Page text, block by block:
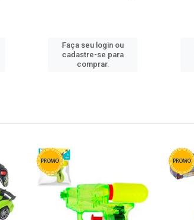
Faça seu login ou
cadastre-se para
comprar.